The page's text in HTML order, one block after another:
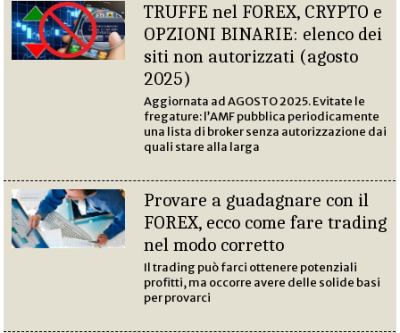
TRUFFE nel FOREX, CRYPTO e
OPZIONI BINARIE: elenco dei
siti non autorizzati (agosto
2025)
Aggiornata ad AGOSTO 2025. Evitate le
fregature: l’AMF pubblica periodicamente
una lista di broker senza autorizzazione dai
quali stare alla larga
Provare a guadagnare con il
FOREX, ecco come fare trading
nel modo corretto
Il trading può farci ottenere potenziali
profitti, ma occorre avere delle solide basi
per provarci